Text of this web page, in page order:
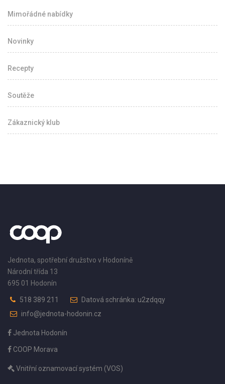
Mimořádné nabídky
Novinky
Recepty
Soutěže
Zákaznický klub
Jednota, spotřební družstvo v Hodoníně
Národní třída 13
695 01 Hodonín
518 389 211
Datová schránka: u2zdqqy
info@jednota-hodonin.cz
Jednota Hodonín
COOP Morava
Vnitřní oznamovací systém (VOS)